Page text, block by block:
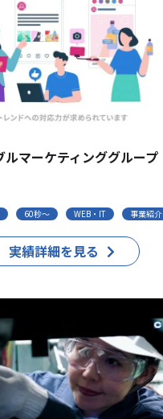
マーケティンググループ
60秒〜 WEB・IT 事業紹介
実績詳細を見る